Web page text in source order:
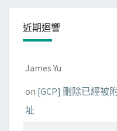
近期迴響
James Yu
on [GCP] 刪除已經被
址